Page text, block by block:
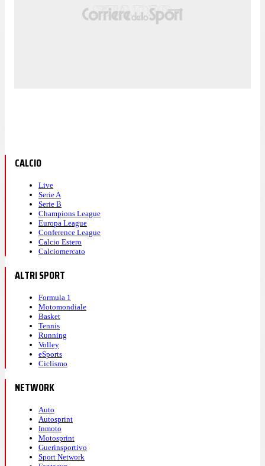
CALCIO
Live
Serie A
Serie B
Champions League
Europa League
Conference League
Calcio Estero
Calciomercato
ALTRI SPORT
Formula 1
Motomondiale
Basket
Tennis
Running
Volley
eSports
Ciclismo
NETWORK
Auto
Autosprint
Inmoto
Motosprint
Guerinsportivo
Sport Network